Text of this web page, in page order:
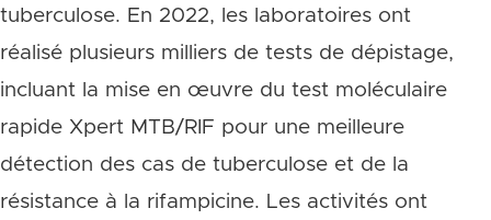
tuberculose. En 2022, les laboratoires ont
réalisé plusieurs milliers de tests de dépistage,
incluant la mise en œuvre du test moléculaire
rapide Xpert MTB/RIF pour une meilleure
détection des cas de tuberculose et de la
résistance à la rifampicine. Les activités ont